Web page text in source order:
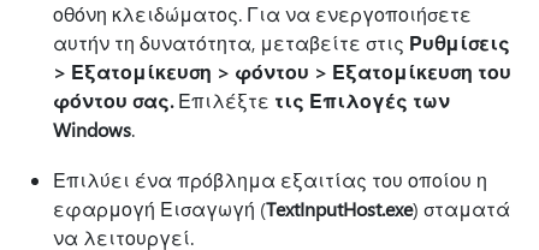
οθόνη κλειδώματος. Για να ενεργοποιήσετε
αυτήν τη δυνατότητα, μεταβείτε στις Ρυθμίσεις
> Εξατομίκευση > φόντου > Εξατομίκευση του
φόντου σας.Επιλέξτε τις Επιλογές των
Windows.
Επιλύει ένα πρόβλημα εξαιτίας του οποίου η
εφαρμογή Εισαγωγή (TextInputHost.exe) σταματά
να λειτουργεί.